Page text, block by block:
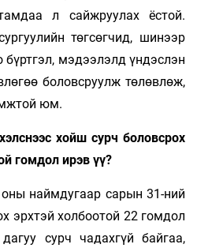
л сайжруулах ёстой.
төгсөгчид, шинээр
бүртгэл, мэдээлэлд үндэслэн
боловсруулж төлөвлөж,
юм.
хойш сурч боловсрох
гомдол ирэв үү?
наймдугаар сарын 31-ний
эрхтэй холбоотой 22 гомдол
сурч чадахгүй байгаа,